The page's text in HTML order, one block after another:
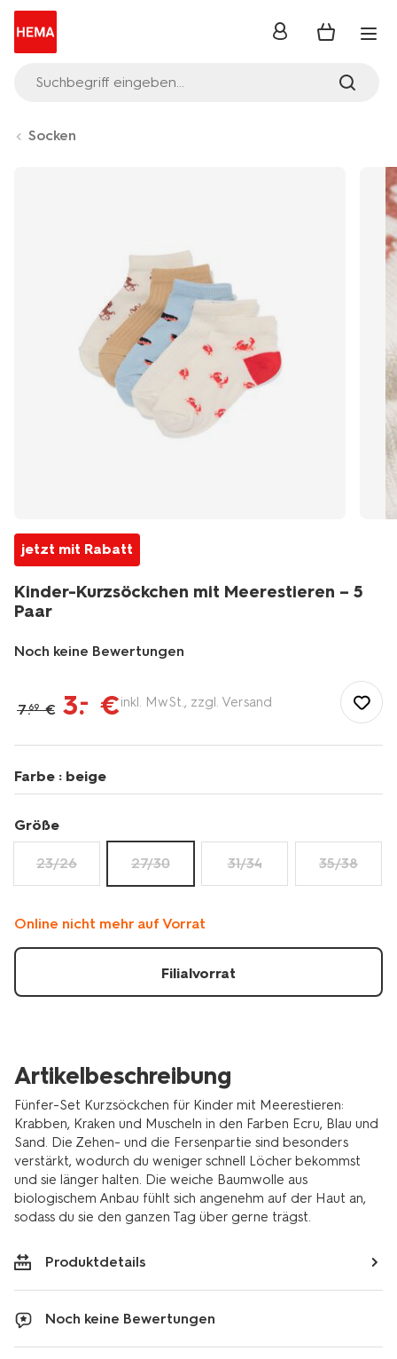
Suchbegriff eingeben...
Anmelden
Socken
jetzt mit Rabatt
Kinder-Kurzsöckchen mit Meerestieren – 5
Paar
Noch keine Bewertungen
de/kind/kindersocken-
kinderstrumpfhosen/kindersocken/kinder-
mit-
meerestieren-
%E2%80%93-
paar-
4320862.html
7.69 € 3.– €inkl. MwSt., zzgl. Versand
Farbe : beige
Größe
23/26 27/30 31/34 35/38
Online nicht mehr auf Vorrat
Filialvorrat
Artikelbeschreibung
Fünfer-Set Kurzsöckchen für Kinder mit Meerestieren:
Krabben, Kraken und Muscheln in den Farben Ecru, Blau und
Sand. Die Zehen- und die Fersenpartie sind besonders
verstärkt, wodurch du weniger schnell Löcher bekommst
und sie länger halten. Die weiche Baumwolle aus
biologischem Anbau fühlt sich angenehm auf der Haut an,
sodass du sie den ganzen Tag über gerne trägst.
Produktdetails
Noch keine Bewertungen